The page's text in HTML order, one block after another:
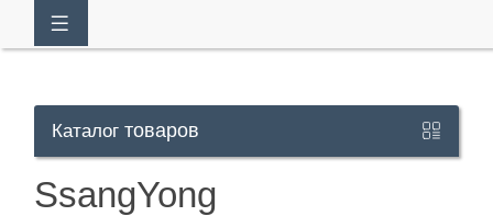
Каталог товаров
SsangYong